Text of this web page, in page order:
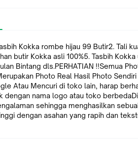
Kokka rombe hijau 99 Butir2. Tali kuat3.
butir Kokka asli 100%5. Tasbih Kokka
Bintang dls.PERHATIAN !!Semua
Photo Real Hasil Photo
Atau Mencuri di toko lain, harap
dengan nama logo atau toko
sehingga menghasilkan
dengan asahan yang rapih dan
terbaik!!!kenapa harga dari kami